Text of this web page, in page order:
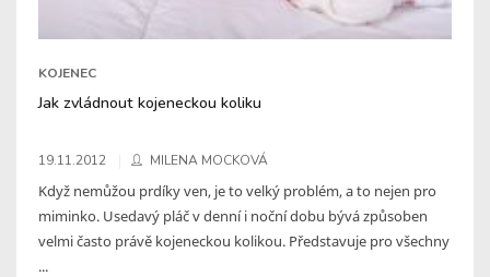
KOJENEC
Jak zvládnout kojeneckou koliku
19.11.2012 MILENA MOCKOVÁ
Když nemůžou prdíky ven, je to velký problém, a to nejen pro
miminko. Usedavý pláč v denní i noční dobu bývá způsoben
velmi často právě kojeneckou kolikou. Představuje pro všechny
...